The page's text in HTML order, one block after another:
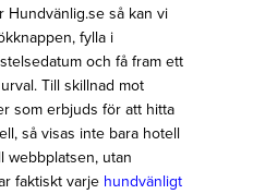
Hundvänlig.se så kan vi
fylla i
och få fram ett
Till skillnad mot
som erbjuds för att hitta
så visas inte bara hotell
webbplatsen, utan
faktiskt varje hundvänligt